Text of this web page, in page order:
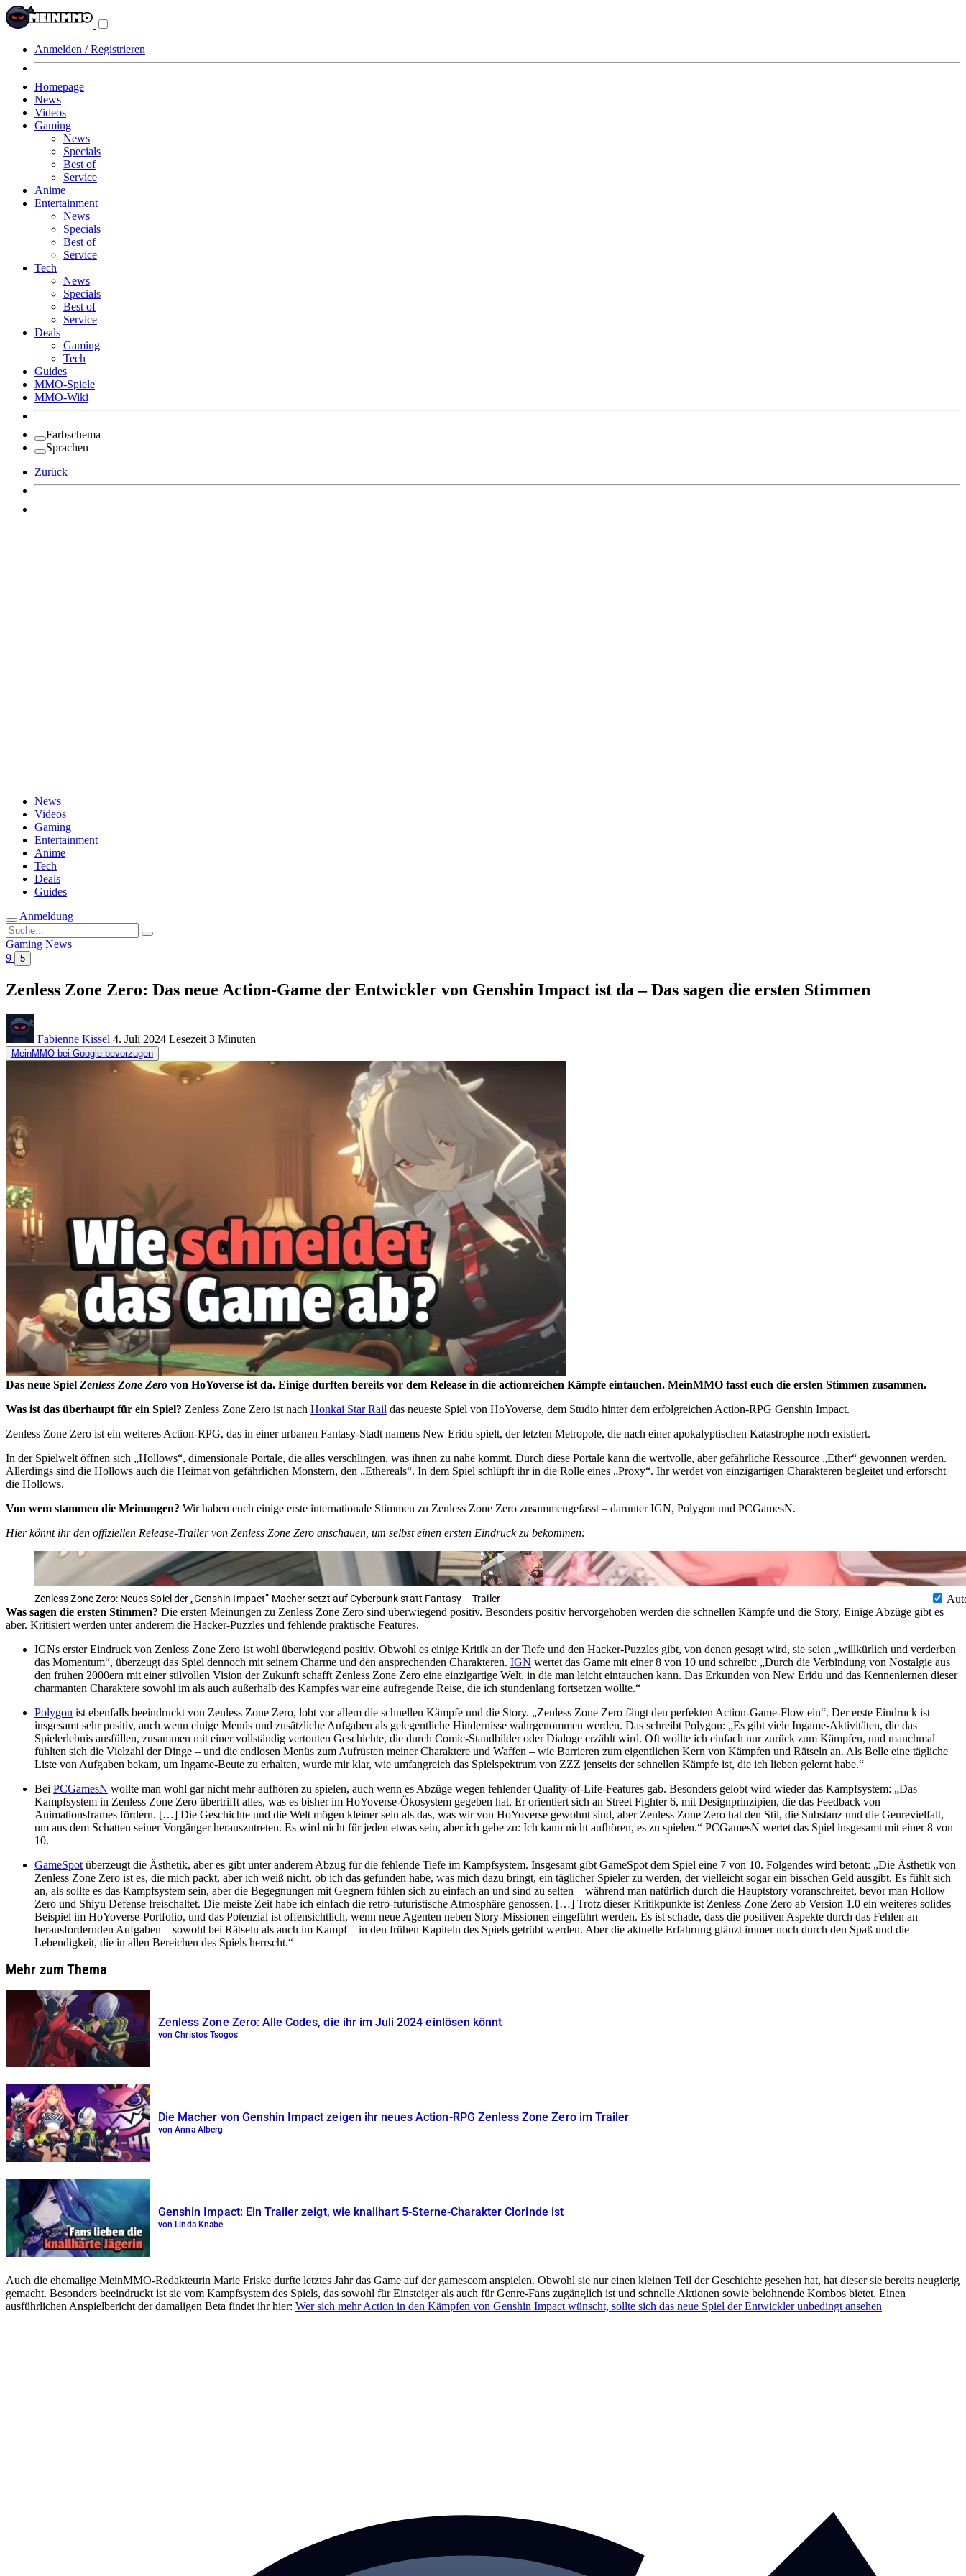
Anmelden / Registrieren
Homepage
News
Videos
Gaming
News
Specials
Best of
Service
Anime
Entertainment
News
Specials
Best of
Service
Tech
News
Specials
Best of
Service
Deals
Gaming
Tech
Guides
MMO-Spiele
MMO-Wiki
Farbschema
Sprachen
Zurück
News
Videos
Gaming
Entertainment
Anime
Tech
Deals
Guides
Anmeldung
Suche
nach:
Gaming News
9
5
Zenless Zone Zero: Das neue Action-Game der Entwickler von Genshin Impact ist da – Das sagen die ersten Stimmen
Fabienne Kissel 4. Juli 2024 Lesezeit 3 Minuten
MeinMMO bei Google bevorzugen
Das neue Spiel Zenless Zone Zero von HoYoverse ist da. Einige durften bereits vor dem Release in die actionreichen Kämpfe eintauchen. MeinMMO fasst euch die ersten Stimmen zusammen.
Was ist das überhaupt für ein Spiel? Zenless Zone Zero ist nach Honkai Star Rail das neueste Spiel von HoYoverse, dem Studio hinter dem erfolgreichen Action-RPG Genshin Impact.
Zenless Zone Zero ist ein weiteres Action-RPG, das in einer urbanen Fantasy-Stadt namens New Eridu spielt, der letzten Metropole, die nach einer apokalyptischen Katastrophe noch existiert.
In der Spielwelt öffnen sich „Hollows“, dimensionale Portale, die alles verschlingen, was ihnen zu nahe kommt. Durch diese Portale kann die wertvolle, aber gefährliche Ressource „Ether“ gewonnen werden.
Allerdings sind die Hollows auch die Heimat von gefährlichen Monstern, den
Ethereals . In dem Spiel schlüpft ihr in die Rolle eines Proxy . Ihr werdet von einzigartigen Charakteren begleitet und erforscht
die Hollows.
Von wem stammen die Meinungen? Wir haben euch einige erste internationale Stimmen zu Zenless Zone Zero zusammengefasst – darunter IGN, Polygon und PCGamesN.
Hier könnt ihr den offiziellen Release-Trailer von Zenless Zone Zero anschauen, um selbst einen ersten Eindruck zu bekommen:
Zenless Zone Zero: Neues Spiel der „Genshin Impact”-Macher setzt auf Cyberpunk statt Fantasy – Trailer
Was sagen die ersten Stimmen? Die ersten Meinungen zu Zenless Zone Zero sind überwiegend positiv. Besonders positiv hervorgehoben werden die schnellen Kämpfe und die Story. Einige Abzüge gibt es
aber. Kritisiert werden unter anderem die Hacker-Puzzles und fehlende praktische Features.
IGNs erster Eindruck von Zenless Zone Zero ist wohl überwiegend positiv. Obwohl es einige Kritik an der Tiefe und den Hacker-Puzzles gibt, von denen gesagt wird, sie seien „willkürlich und verderben
das Momentum“, überzeugt das Spiel dennoch mit seinem Charme und den ansprechenden Charakteren. IGN wertet das Game mit einer 8 von 10 und schreibt: „Durch die Verbindung von Nostalgie aus
den frühen 2000ern mit einer stilvollen Vision der Zukunft schafft Zenless Zone Zero eine einzigartige Welt, in die man leicht eintauchen kann. Das Erkunden von New Eridu und das Kennenlernen dieser
charmanten Charaktere sowohl im als auch außerhalb des Kampfes war eine aufregende Reise, die ich stundenlang fortsetzen wollte.“
Polygon ist ebenfalls beeindruckt von Zenless Zone Zero, lobt vor allem die schnellen Kämpfe und die Story. Zenless Zone Zero fängt den perfekten Action-Game-Flow ein . Der erste Eindruck ist
insgesamt sehr positiv, auch wenn einige Menüs und zusätzliche Aufgaben als gelegentliche Hindernisse wahrgenommen werden. Das schreibt Polygon:
Es gibt viele Ingame-Aktivitäten, die das
Spielerlebnis ausfüllen, zusammen mit einer vollständig vertonten Geschichte, die durch Comic-Standbilder oder Dialoge erzählt wird. Oft wollte ich einfach nur zurück zum Kämpfen, und manchmal
fühlten sich die Vielzahl der Dinge – und die endlosen Menüs zum Aufrüsten meiner Charaktere und Waffen – wie Barrieren zum eigentlichen Kern von Kämpfen und Rätseln an. Als Belle eine tägliche
Liste von Aufgaben bekam, um Ingame-Beute zu erhalten, wurde mir klar, wie umfangreich das Spielspektrum von ZZZ jenseits der schnellen Kämpfe ist, die ich lieben gelernt habe.
Bei PCGamesN wollte man wohl gar nicht mehr aufhören zu spielen, auch wenn es Abzüge wegen fehlender Quality-of-Life-Features gab. Besonders gelobt wird wieder das Kampfsystem:
Das
Kampfsystem in Zenless Zone Zero übertrifft alles, was es bisher im HoYoverse-Ökosystem gegeben hat. Er orientiert sich an Street Fighter 6, mit Designprinzipien, die das Feedback von
Animationsframes fördern. […] Die Geschichte und die Welt mögen kleiner sein als das, was wir von HoYoverse gewohnt sind, aber Zenless Zone Zero hat den Stil, die Substanz und die Genrevielfalt,
um aus dem Schatten seiner Vorgänger herauszutreten. Es wird nicht für jeden etwas sein, aber ich gebe zu: Ich kann nicht aufhören, es zu spielen.
PCGamesN wertet das Spiel insgesamt mit einer 8 von
10.
GameSpot überzeugt die Ästhetik, aber es gibt unter anderem Abzug für die fehlende Tiefe im Kampfsystem. Insgesamt gibt GameSpot dem Spiel eine 7 von 10. Folgendes wird betont:
Die Ästhetik von
Zenless Zone Zero ist es, die mich packt, aber ich weiß nicht, ob ich das gefunden habe, was mich dazu bringt, ein täglicher Spieler zu werden, der vielleicht sogar ein bisschen Geld ausgibt. Es fühlt sich
an, als sollte es das Kampfsystem sein, aber die Begegnungen mit Gegnern fühlen sich zu einfach an und sind zu selten – während man natürlich durch die Hauptstory voranschreitet, bevor man Hollow
Zero und Shiyu Defense freischaltet. Die meiste Zeit habe ich einfach die retro-futuristische Atmosphäre genossen. […] Trotz dieser Kritikpunkte ist Zenless Zone Zero ab Version 1.0 ein weiteres solides
Beispiel im HoYoverse-Portfolio, und das Potenzial ist offensichtlich, wenn neue Agenten neben Story-Missionen eingeführt werden. Es ist schade, dass die positiven Aspekte durch das Fehlen an
herausfordernden Aufgaben – sowohl bei Rätseln als auch im Kampf – in den frühen Kapiteln des Spiels getrübt werden. Aber die aktuelle Erfahrung glänzt immer noch durch den Spaß und die
Lebendigkeit, die in allen Bereichen des Spiels herrscht.
Mehr zum Thema
Zenless Zone Zero: Alle Codes, die ihr im Juli 2024 einlösen könnt
von Christos Tsogos
Die Macher von Genshin Impact zeigen ihr neues Action-RPG Zenless Zone Zero im Trailer
von Anna Alberg
Genshin Impact: Ein Trailer zeigt, wie knallhart 5-Sterne-Charakter Clorinde ist
von Linda Knabe
Auch die ehemalige MeinMMO-Redakteurin Marie Friske durfte letztes Jahr das Game auf der gamescom anspielen. Obwohl sie nur einen kleinen Teil der Geschichte gesehen hat, hat dieser sie bereits neugierig
gemacht. Besonders beeindruckt ist sie vom Kampfsystem des Spiels, das sowohl für Einsteiger als auch für Genre-Fans zugänglich ist und schnelle Aktionen sowie belohnende Kombos bietet. Einen
ausführlichen Anspielbericht der damaligen Beta findet ihr hier: Wer sich mehr Action in den Kämpfen von Genshin Impact wünscht, sollte sich das neue Spiel der Entwickler unbedingt ansehen